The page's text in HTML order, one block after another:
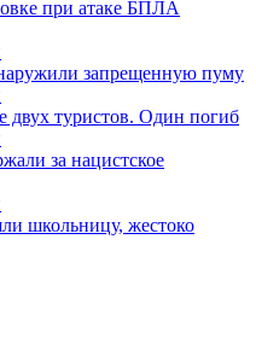
при атаке БПЛА
запрещенную пуму
двух туристов. Один погиб
за нацистское
школьницу, жестоко